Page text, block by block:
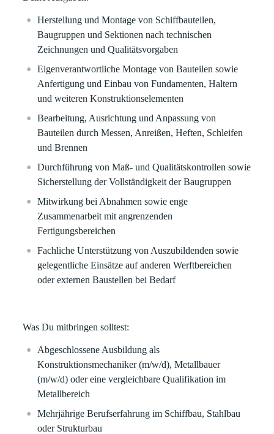
Herstellung und Montage von Schiffbauteilen,
Baugruppen und Sektionen nach technischen
Zeichnungen und Qualitätsvorgaben
Eigenverantwortliche Montage von Bauteilen sowie
Anfertigung und Einbau von Fundamenten, Haltern
und weiteren Konstruktionselementen
Bearbeitung, Ausrichtung und Anpassung von
Bauteilen durch Messen, Anreißen, Heften, Schleifen
und Brennen
Durchführung von Maß- und Qualitätskontrollen sowie
Sicherstellung der Vollständigkeit der Baugruppen
Mitwirkung bei Abnahmen sowie enge
Zusammenarbeit mit angrenzenden
Fertigungsbereichen
Fachliche Unterstützung von Auszubildenden sowie
gelegentliche Einsätze auf anderen Werftbereichen
oder externen Baustellen bei Bedarf
Was Du mitbringen solltest:
Abgeschlossene Ausbildung als
Konstruktionsmechaniker (m/w/d), Metallbauer
(m/w/d) oder eine vergleichbare Qualifikation im
Metallbereich
Mehrjährige Berufserfahrung im Schiffbau, Stahlbau
oder Strukturbau